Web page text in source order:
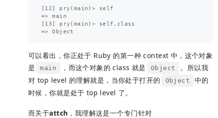
[12] pry(main)> self
=> main
[13] pry(main)> self.class
可以看出，你正处于 Ruby 的第一种 context 中，这个对象
是
main ，而这个对象的 class 就是 Object
。所以我
对 top level 的理解就是，当你处于打开的
Object
中的
时候，你就是处于 top level 了。
而关于attch ，我理解这是一个专门针对